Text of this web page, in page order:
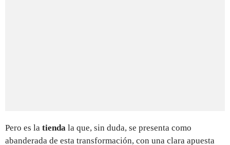
Pero es la tienda la que, sin duda, se presenta como
abanderada de esta transformación, con una clara apuesta